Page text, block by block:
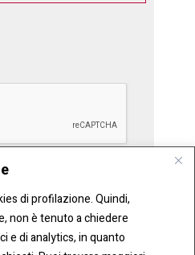
di profilazione. Quindi,
non è tenuto a chiedere
e di analytics, in quanto